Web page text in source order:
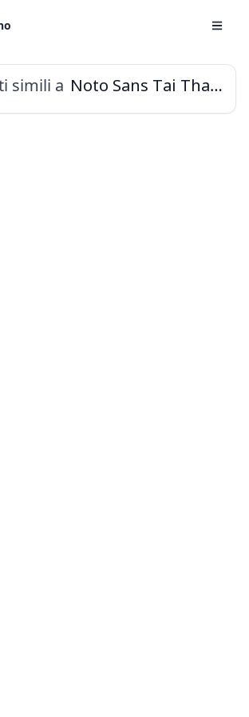
simili a Noto Sans Tai Tham